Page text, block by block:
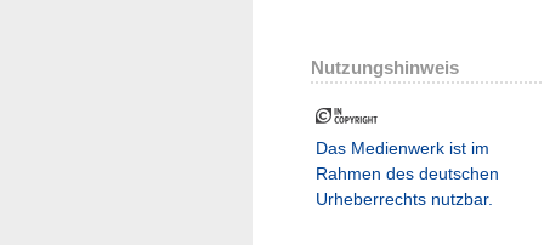
Nutzungshinweis
Das Medienwerk ist im
Rahmen des deutschen
Urheberrechts nutzbar.